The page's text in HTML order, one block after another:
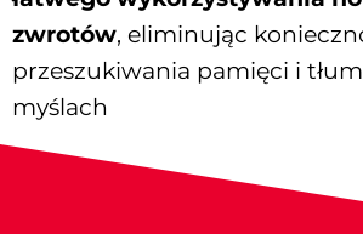
zwrotów, eliminując
przeszukiwania pamięci i
myślach